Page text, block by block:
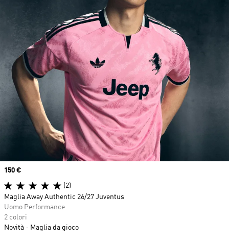
Price
150 €
(2)
Maglia Away Authentic 26/27 Juventus
Uomo Performance
2 colori
Novità
Maglia da gioco